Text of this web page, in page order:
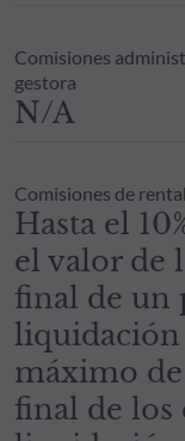
Comisiones
gestora
N/A
Comisiones de
Hasta el
el valor de
final de un
liquidación
máximo
final de los